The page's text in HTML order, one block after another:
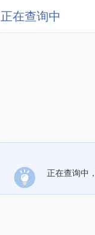
正在查询中
正在查询中